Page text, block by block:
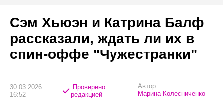
Сэм Хьюэн и Катрина Балф
рассказали, ждать ли их в
спин-оффе "Чужестранки"
30.03.2026
16:52
Проверено
редакцией
Автор:
Марина Колесниченко